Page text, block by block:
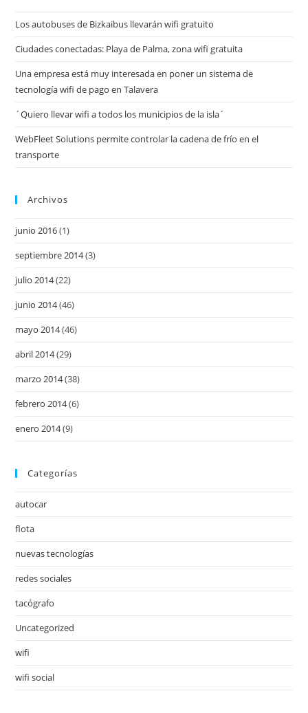
Los autobuses de Bizkaibus llevarán wifi gratuito
Ciudades conectadas: Playa de Palma, zona wifi gratuita
Una empresa está muy interesada en poner un sistema de
tecnología wifi de pago en Talavera
´Quiero llevar wifi a todos los municipios de la isla´
WebFleet Solutions permite controlar la cadena de frío en el
transporte
Archivos
junio 2016(1)
septiembre 2014(3)
julio 2014(22)
junio 2014(46)
mayo 2014(46)
abril 2014(29)
marzo 2014(38)
febrero 2014(6)
enero 2014(9)
Categorías
autocar
flota
nuevas tecnologías
redes sociales
tacógrafo
Uncategorized
wifi
wifi social